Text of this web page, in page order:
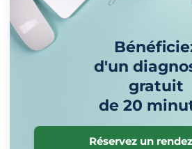
d'un
gratuit
de 20
Réservez un